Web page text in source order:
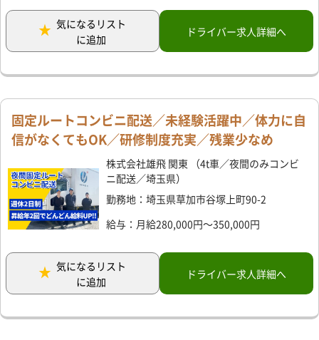
気になるリスト
に追加
ドライバー求人詳細へ
固定ルートコンビニ配送／未経験活躍中／体力に自
信がなくてもOK／研修制度充実／残業少なめ
株式会社雄飛 関東 （4t車／夜間のみコンビ
ニ配送／埼玉県）
勤務地：埼玉県草加市谷塚上町90-2
給与：月給280,000円～350,000円
気になるリスト
に追加
ドライバー求人詳細へ